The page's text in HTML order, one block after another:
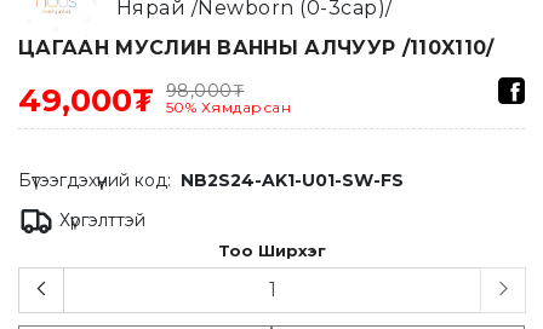
Нярай /Newborn (0-3сар)/
ЦАГААН МУСЛИН ВАННЫ АЛЧУУР /110X110/
49,000₮ 98,000₮
50% Хямдарсан
Бүтээгдэхүүний код: NB2S24-AK1-U01-SW-FS
Хүргэлттэй
Тоо Ширхэг